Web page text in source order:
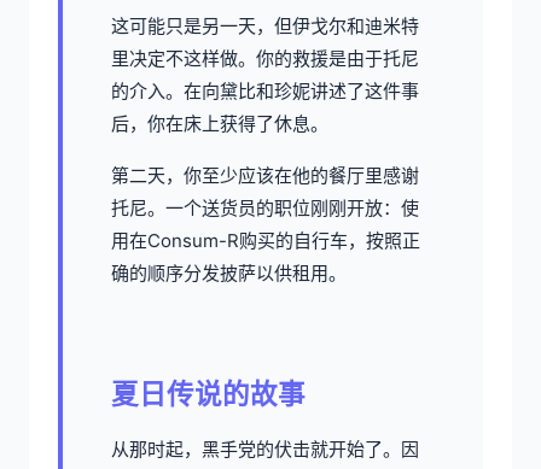
这可能只是另一天，但伊戈尔和迪米特
里决定不这样做。你的救援是由于托尼
的介入。在向黛比和珍妮讲述了这件事
后，你在床上获得了休息。
第二天，你至少应该在他的餐厅里感谢
托尼。一个送货员的职位刚刚开放：使
用在Consum-R购买的自行车，按照正
确的顺序分发披萨以供租用。
夏日传说的故事
从那时起，黑手党的伏击就开始了。因